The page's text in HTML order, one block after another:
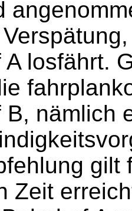
A losfährt.
B, nämlich
gilt
Zeit